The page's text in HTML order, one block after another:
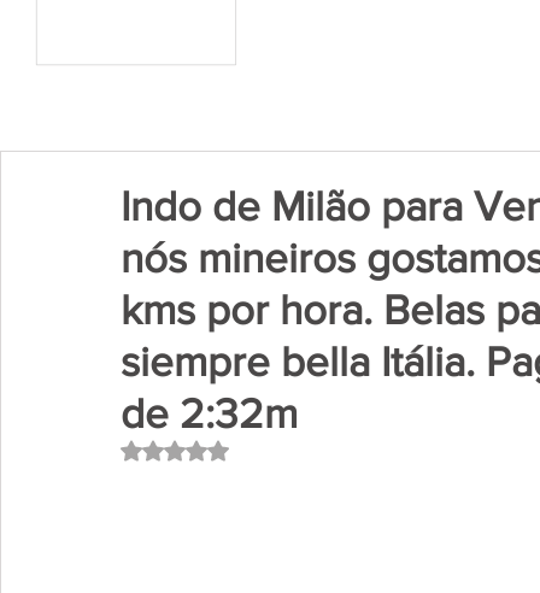
Indo de Milão para
nós mineiros
kms por hora. Belas
siempre bella Itália.
de 2:32m
Avaliado com NaN de 5 estrelas.